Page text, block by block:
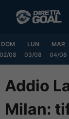
DOM
02/08
LUN
03/08
MAR
04/08
Addio
Milan: